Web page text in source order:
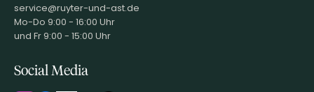
service@ruyter-und-ast.de
Mo-Do 9:00 - 16:00 Uhr
und Fr 9:00 - 15:00 Uhr
Social Media